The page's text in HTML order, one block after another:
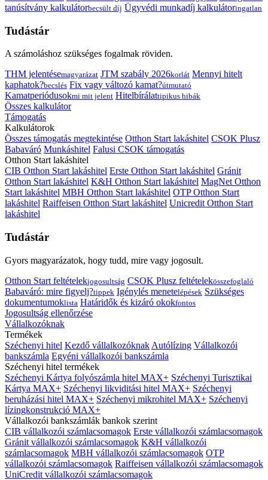
tanúsítvány kalkulátorbecsült díj Ügyvédi munkadíj kalkulátoringatlan
Tudástár
A számoláshoz szükséges fogalmak röviden.
THM jelentésemagyarázat JTM szabály 2026korlát Mennyi hitelt
kaphatok?becslés Fix vagy változó kamat?útmutató
Kamatperiódusokmi mit jelent Hitelbírálattipikus hibák
Összes kalkulátor
Támogatás
Kalkulátorok
Összes támogatás megtekintése Otthon Start lakáshitel CSOK Plusz
Babaváró Munkáshitel Falusi CSOK támogatás
Otthon Start lakáshitel
CIB Otthon Start lakáshitel Erste Otthon Start lakáshitel Gránit
Otthon Start lakáshitel K&H Otthon Start lakáshitel MagNet Otthon
Start lakáshitel MBH Otthon Start lakáshitel OTP Otthon Start
lakáshitel Raiffeisen Otthon Start lakáshitel Unicredit Otthon Start
lakáshitel
Tudástár
Gyors magyarázatok, hogy tudd, mire vagy jogosult.
Otthon Start feltételekjogosultság CSOK Plusz feltételekösszefoglaló
Babaváró: mire figyelj?tippek Igénylés menetelépések Szükséges
dokumentumoklista Határidők és kizáró okokfontos
Jogosultság ellenőrzése
Vállalkozóknak
Termékek
Széchenyi hitel Kezdő vállalkozóknak Autólízing Vállalkozói
bankszámla Egyéni vállalkozói bankszámla
Széchenyi hitel termékek
Széchenyi Kártya folyószámla hitel MAX+ Széchenyi Turisztikai
Kártya MAX+ Széchenyi likviditási hitel MAX+ Széchenyi
beruházási hitel MAX+ Széchenyi mikrohitel MAX+ Széchenyi
lízingkonstrukció MAX+
Vállalkozói bankszámlák bankok szerint
CIB vállalkozói számlacsomagok Erste vállalkozói számlacsomagok
Gránit vállalkozói számlacsomagok K&H vállalkozói
számlacsomagok MBH vállalkozói számlacsomagok OTP
vállalkozói számlacsomagok Raiffeisen vállalkozói számlacsomagok
UniCredit vállalkozói számlacsomagok